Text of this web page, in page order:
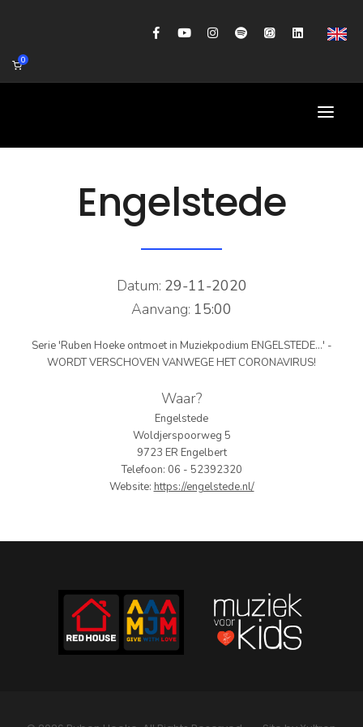
0
AGENDA
BANDCOACHING
SHOP
CONTACT
Engelstede
Datum: 29-11-2020
Aanvang: 15:00
Serie 'Ruben Hoeke ontmoet in Muziekpodium ENGELSTEDE...' -
WORDT VERSCHOVEN VANWEGE HET CORONAVIRUS!
Waar?
Engelstede
Woldjerspoorweg 5
9723 ER Engelbert
Telefoon: 06 - 52392320
Website: https://engelstede.nl/